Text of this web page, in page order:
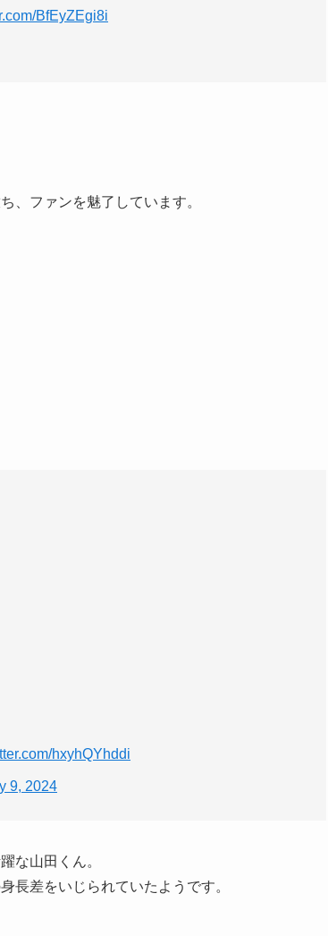
BfEyZEgi8i
、ファンを魅了しています。
hxyhQYhddi
9, 2024
な山田くん。
長差をいじられていたようです。